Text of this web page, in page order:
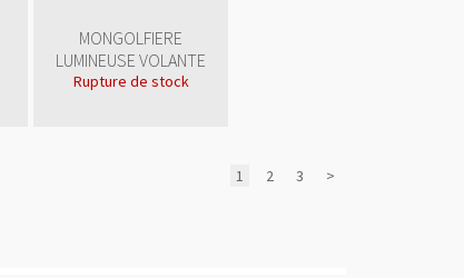
MONGOLFIERE
LUMINEUSE VOLANTE
Rupture de stock
1 2 3 >